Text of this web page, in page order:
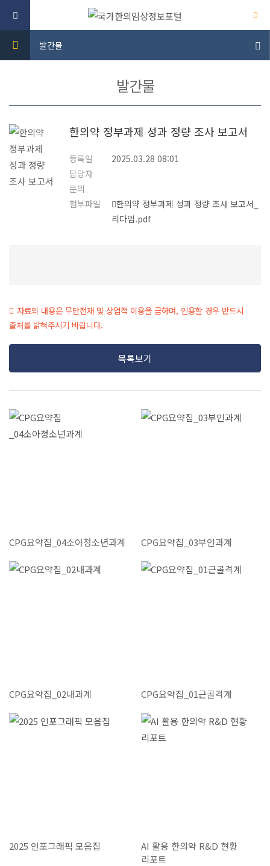
발간물
발간물
한의약 정부과제 성과 정량 조사 보고서
등록일
2025.03.28 08:01
담당자
문의
첨부파일
한의약 정부과제 성과 정량 조사 보고서_
리다임.pdf
자료의 내용은 무단전재 및 상업적 이용을 금하며, 인용할 경우 반드시
출처를 밝혀주시기 바랍니다.
목록보기
CPG요약집_04소아청소년과계 CPG요약집_03부인과계
CPG요약집_02내과계 CPG요약집_01근골격계
2025 인포그래픽 모음집
AI 활용 한의약 R&D 현황
리포트